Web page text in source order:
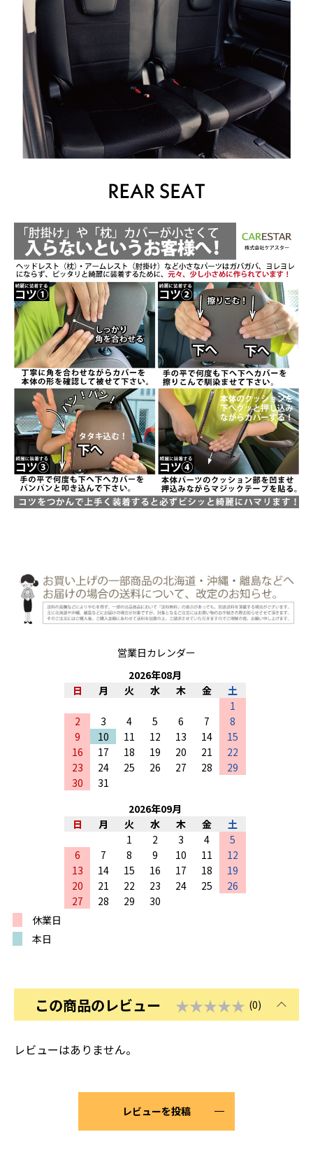
営業日カレンダー
2026年08月
日
月 火 水 木 金
土
1
2
3 4 5 6 7
8
9
10 11 12 13 14
15
16
17 18 19 20 21
22
23
24 25 26 27 28
29
30
31
2026年09月
日
月 火 水 木 金
土
1
2 3 4
5
6
7 8 9 10 11
12
13
14 15 16 17 18
19
20
21 22 23 24 25
26
27
28 29
30
休業日
本日
この商品のレビュー ★★★★★ (0)
レビューはありません。
レビューを投稿